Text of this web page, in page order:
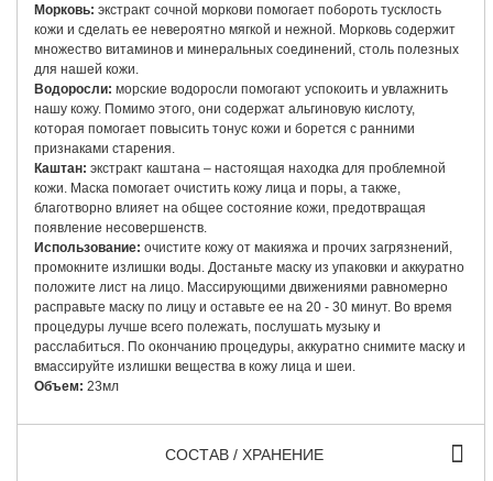
Морковь: экстракт сочной моркови помогает побороть тусклость
кожи и сделать ее невероятно мягкой и нежной. Морковь содержит
множество витаминов и минеральных соединений, столь полезных
для нашей кожи.
Водоросли: морские водоросли помогают успокоить и увлажнить
нашу кожу. Помимо этого, они содержат альгиновую кислоту,
которая помогает повысить тонус кожи и борется с ранними
признаками старения.
Каштан: экстракт каштана – настоящая находка для проблемной
кожи. Маска помогает очистить кожу лица и поры, а также,
благотворно влияет на общее состояние кожи, предотвращая
появление несовершенств.
Использование: очистите кожу от макияжа и прочих загрязнений,
промокните излишки воды. Достаньте маску из упаковки и аккуратно
положите лист на лицо. Массирующими движениями равномерно
расправьте маску по лицу и оставьте ее на 20 - 30 минут. Во время
процедуры лучше всего полежать, послушать музыку и
расслабиться. По окончанию процедуры, аккуратно снимите маску и
вмассируйте излишки вещества в кожу лица и шеи.
Объем: 23мл
СОСТАВ / ХРАНЕНИЕ